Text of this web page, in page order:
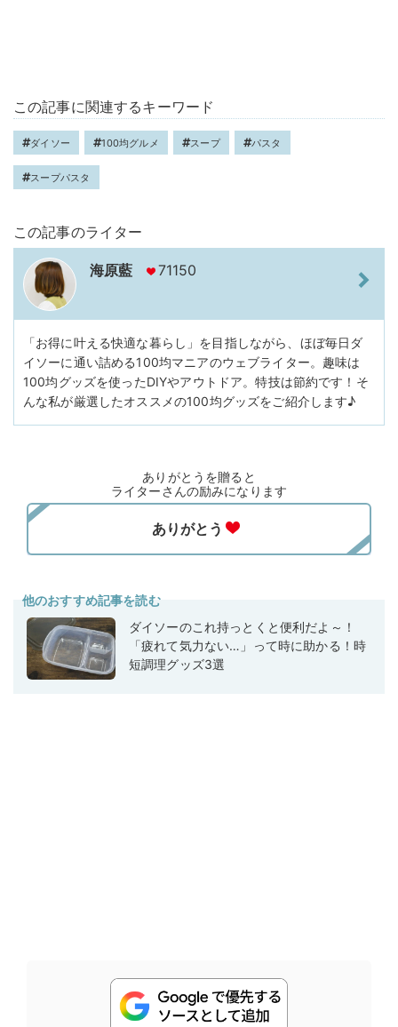
この記事に関連するキーワード
ダイソー 100均グルメ スープ パスタ
スープパスタ
この記事のライター
海原藍 71150
「お得に叶える快適な暮らし」を目指しながら、ほぼ毎日ダ
イソーに通い詰める100均マニアのウェブライター。趣味は
100均グッズを使ったDIYやアウトドア。特技は節約です！そ
んな私が厳選したオススメの100均グッズをご紹介します♪
ありがとうを贈ると
ライターさんの励みになります
他のおすすめ記事を読む
ダイソーのこれ持っとくと便利だよ～！
「疲れて気力ない…」って時に助かる！時
短調理グッズ3選